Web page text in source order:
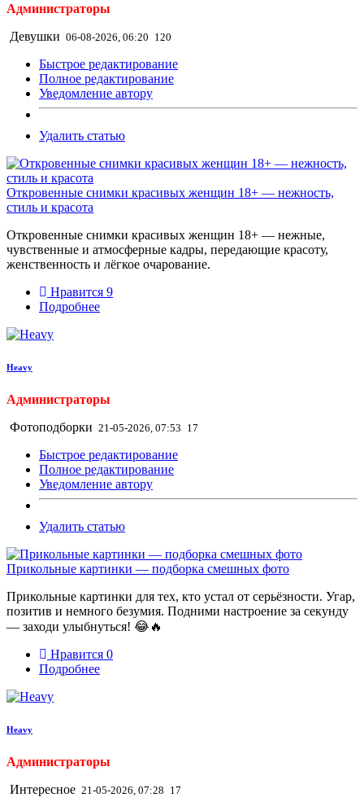
Администраторы
Девушки 06-08-2026, 06:20 120
Быстрое редактирование
Полное редактирование
Уведомление автору
Удалить статью
Откровенные снимки красивых женщин 18+ — нежность,
стиль и красота
Откровенные снимки красивых женщин 18+ — нежные,
чувственные и атмосферные кадры, передающие красоту,
женственность и лёгкое очарование.
Нравится 9
Подробнее
Heavy
Администраторы
Фотоподборки 21-05-2026, 07:53 17
Быстрое редактирование
Полное редактирование
Уведомление автору
Удалить статью
Прикольные картинки — подборка смешных фото
Прикольные картинки для тех, кто устал от серьёзности. Угар,
позитив и немного безумия. Подними настроение за секунду
— заходи улыбнуться! 😂🔥
Нравится 0
Подробнее
Heavy
Администраторы
Интересное 21-05-2026, 07:28 17